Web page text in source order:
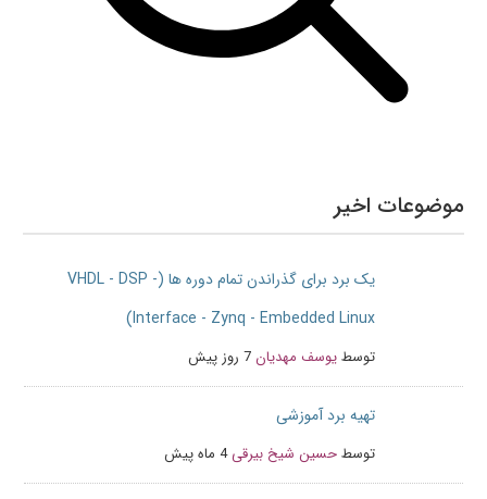
موضوعات اخیر
یک برد برای گذراندن تمام دوره ها (VHDL - DSP -
Interface - Zynq - Embedded Linux)
توسطیوسف مهدیان7 روز پیش
تهیه برد آموزشی
توسطحسین شیخ بیرقی4 ماه پیش